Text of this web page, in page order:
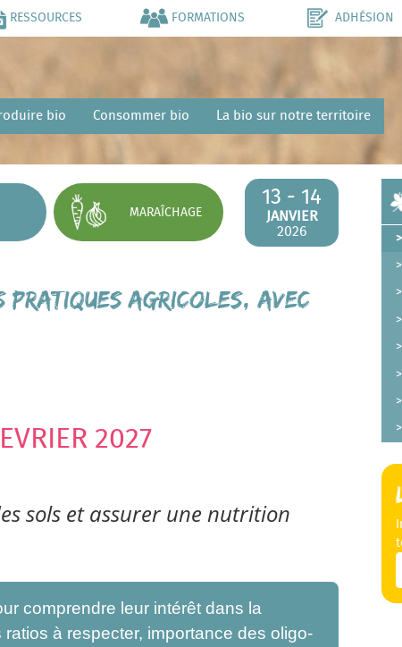
RESSOURCES FORMATIONS ADHÉSION
bio Consommer bio La bio sur notre territoire
13 - 14
JANVIER
2026
MARAÎCHAGE
pratiques agricoles, avec
2027
sols et assurer une nutrition
comprendre leur intérêt dans la
à respecter, importance des oligo-